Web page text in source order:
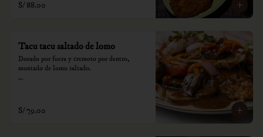
S/ 88.00
Tacu tacu saltado de lomo
Dorado por fuera y cremoso por dentro,
montado de lomo saltado.
consumo.
S/ 79.00